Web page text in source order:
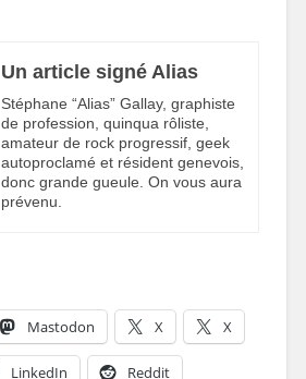
Un article signé Alias
Stéphane “Alias” Gallay, graphiste
de profession, quinqua rôliste,
amateur de rock progressif, geek
autoproclamé et résident genevois,
donc grande gueule. On vous aura
prévenu.
Mastodon X X
LinkedIn Reddit